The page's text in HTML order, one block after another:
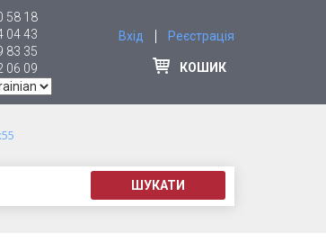
58 18
04 43
83 35
06 09
Вхід Реєстрація
КОШИК
ШУКАТИ